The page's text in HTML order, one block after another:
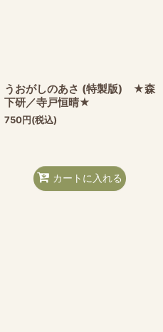
うおがしのあさ (特製版) ★森
下研／寺戸恒晴★
750円(税込)
カートに入れる